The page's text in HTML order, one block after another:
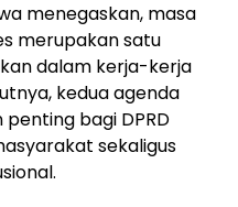
menegaskan, masa
merupakan satu
dalam kerja-kerja
kedua agenda
bagi DPRD
sekaligus